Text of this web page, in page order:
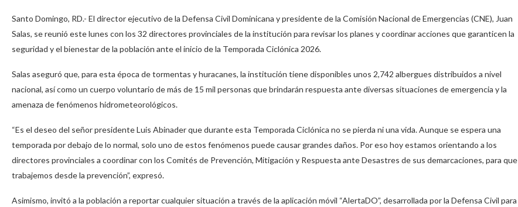
Santo Domingo, RD.- El director ejecutivo de la Defensa Civil Dominicana y presidente de la Comisión Nacional de Emergencias (CNE), Juan
Salas, se reunió este lunes con los 32 directores provinciales de la institución para revisar los planes y coordinar acciones que garanticen la
seguridad y el bienestar de la población ante el inicio de la Temporada Ciclónica 2026.
Salas aseguró que, para esta época de tormentas y huracanes, la institución tiene disponibles unos 2,742 albergues distribuidos a nivel
nacional, así como un cuerpo voluntario de más de 15 mil personas que brindarán respuesta ante diversas situaciones de emergencia y la
amenaza de fenómenos hidrometeorológicos.
“Es el deseo del señor presidente Luis Abinader que durante esta Temporada Ciclónica no se pierda ni una vida. Aunque se espera una
temporada por debajo de lo normal, solo uno de estos fenómenos puede causar grandes daños. Por eso hoy estamos orientando a los
directores provinciales a coordinar con los Comités de Prevención, Mitigación y Respuesta ante Desastres de sus demarcaciones, para que
trabajemos desde la prevención”, expresó.
Asimismo, invitó a la población a reportar cualquier situación a través de la aplicación móvil “AlertaDO”, desarrollada por la Defensa Civil para